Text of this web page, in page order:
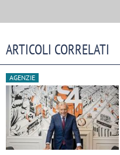
ARTICOLI CORRELATI
AGENZIE